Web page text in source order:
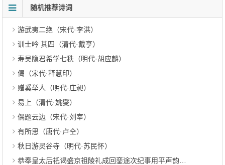
随机推荐诗词
游武夷二绝（宋代·李洪）
训士吟 其四（清代·戴亨）
寿吴隐君希学七秩（明代·胡应麟）
偈（宋代·释慧印）
赠奚举人（明代·庄昶）
易上（清代·姚燮）
偶题云边（宋代·刘宰）
有所思（唐代·卢仝）
秋日游灵谷寺（明代·苏民怀）
恭奉皇太后祇谒盛京祖陵礼成回銮途次纪事用平声韵 其十七（清代·弘历）